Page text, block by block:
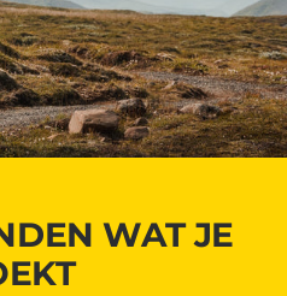
WAT JE